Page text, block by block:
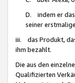
D. indem er das
seiner
iii. das Produkt,
ihm bezahlt.
Die aus den
Qualifizierten